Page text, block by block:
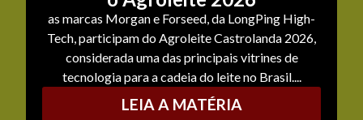
as marcas Morgan e Forseed, da LongPing High-
Tech, participam do Agroleite Castrolanda 2026,
considerada uma das principais vitrines de
tecnologia para a cadeia do leite no Brasil....
LEIA A MATÉRIA